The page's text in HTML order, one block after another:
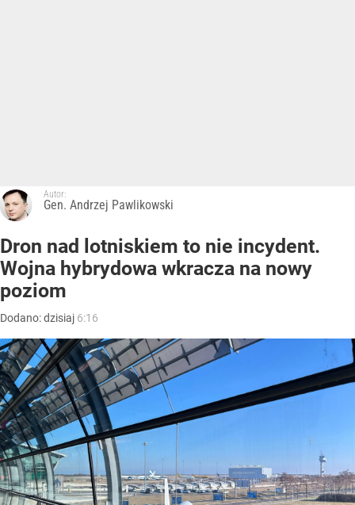
Autor:
Gen. Andrzej Pawlikowski
Dron nad lotniskiem to nie incydent.
Wojna hybrydowa wkracza na nowy
poziom
Dodano:dzisiaj 6:16